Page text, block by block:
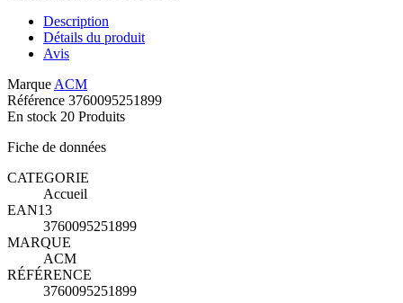
Description
Détails du produit
Avis
MarqueACM
Référence 3760095251899
En stock 20 Produits
Fiche de données
CATEGORIE
Accueil
EAN13
3760095251899
MARQUE
ACM
RÉFÉRENCE
3760095251899